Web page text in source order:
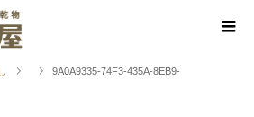
9A0A9335-74F3-435A-8EB9-